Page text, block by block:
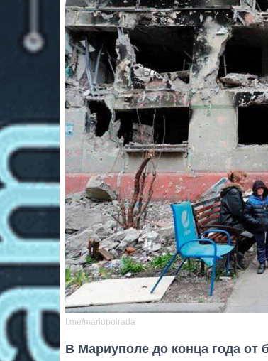
t.me/mariupolrada
В Мариуполе до конца года